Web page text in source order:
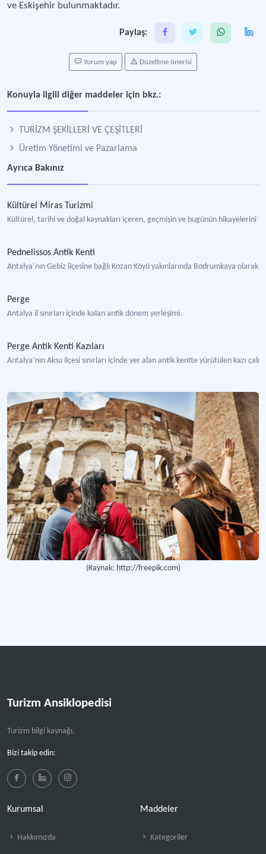
ve Eskişehir bulunmaktadır.
Paylaş:
Yorum yap Düzeltme önerisi
Konuyla ilgili diğer maddeler için bkz.:
TURİZM ŞEKİLLERİ VE ÇEŞİTLERİ
Üretim Yönetimi ve Pazarlama
Ayrıca Bakınız
Kültürel Miras Turizmi
Kültürel, tarihi ve doğal kaynakları içeren, geçmişin ve bugünün hikayelerini
Pednelissos Antik Kenti
Antalya’nın Gebiz ilçesine bağlı Kozan Köyü yakınlarında Bodrumkaya
Perge
Antalya il sınırları içinde kalan antik dönem yerleşimi.
Perge Antik Kenti Kazıları
Antalya’nın Aksu ilçesi sınırları içinde yer alan antik kentte yürütülen kazı
Niğde Köşk Höyük Kazıları
Niğde’nin Bor ilçesi sınırları içerisinde yer alan Neolitik Çağ’a ait yerleşim
Paşabağ Rahipler Vadisi
Avanos’a bağlı Çavuşin Köyü’nde bulunan bir vadi.
Kültür Rotası
Avrupa Konseyi tarafından kurulan program.
Kültür Turu
Kültür içerikli düzenlenen turları tanımlayan kavram.
(Kaynak: http://freepik.com)
Turizm Ansiklopedisi
Turizm bilgi kaynağı.
Bizi takip edin:
Kurumsal
Hakkımızda
Maddeler
Kategoriler